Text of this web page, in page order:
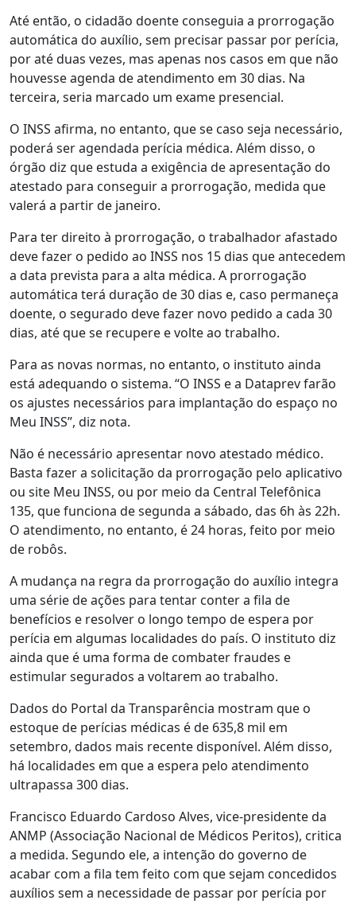
Até então, o cidadão doente conseguia a prorrogação
automática do auxílio, sem precisar passar por perícia,
por até duas vezes, mas apenas nos casos em que não
houvesse agenda de atendimento em 30 dias. Na
terceira, seria marcado um exame presencial.
O INSS afirma, no entanto, que se caso seja necessário,
poderá ser agendada perícia médica. Além disso, o
órgão diz que estuda a exigência de apresentação do
atestado para conseguir a prorrogação, medida que
valerá a partir de janeiro.
Para ter direito à prorrogação, o trabalhador afastado
deve fazer o pedido ao INSS nos 15 dias que antecedem
a data prevista para a alta médica. A prorrogação
automática terá duração de 30 dias e, caso permaneça
doente, o segurado deve fazer novo pedido a cada 30
dias, até que se recupere e volte ao trabalho.
Para as novas normas, no entanto, o instituto ainda
está adequando o sistema. “O INSS e a Dataprev farão
os ajustes necessários para implantação do espaço no
Meu INSS”, diz nota.
Não é necessário apresentar novo atestado médico.
Basta fazer a solicitação da prorrogação pelo aplicativo
ou site Meu INSS, ou por meio da Central Telefônica
135, que funciona de segunda a sábado, das 6h às 22h.
O atendimento, no entanto, é 24 horas, feito por meio
de robôs.
A mudança na regra da prorrogação do auxílio integra
uma série de ações para tentar conter a fila de
benefícios e resolver o longo tempo de espera por
perícia em algumas localidades do país. O instituto diz
ainda que é uma forma de combater fraudes e
estimular segurados a voltarem ao trabalho.
Dados do Portal da Transparência mostram que o
estoque de perícias médicas é de 635,8 mil em
setembro, dados mais recente disponível. Além disso,
há localidades em que a espera pelo atendimento
ultrapassa 300 dias.
Francisco Eduardo Cardoso Alves, vice-presidente da
ANMP (Associação Nacional de Médicos Peritos), critica
a medida. Segundo ele, a intenção do governo de
acabar com a fila tem feito com que sejam concedidos
auxílios sem a necessidade de passar por perícia por